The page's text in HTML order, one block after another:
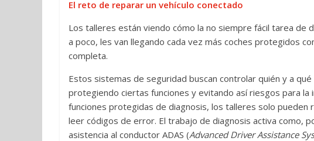
El reto de reparar un vehículo conectado
Los talleres están viendo cómo la no siempre fácil tarea de
a poco, les van llegando cada vez más coches protegidos
completa.
Estos sistemas de seguridad buscan controlar quién y a
protegiendo ciertas funciones y evitando así riesgos para la
funciones protegidas de diagnosis, los talleres solo pueden
leer códigos de error. El trabajo de diagnosis activa como,
asistencia al conductor ADAS (Advanced Driver Assistance